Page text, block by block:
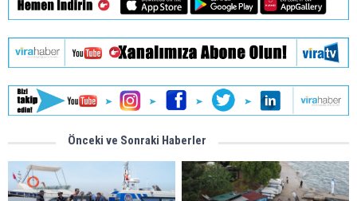
Önceki ve Sonraki Haberler